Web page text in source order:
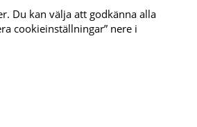
Du kan välja att godkänna alla
cookieinställningar” nere i